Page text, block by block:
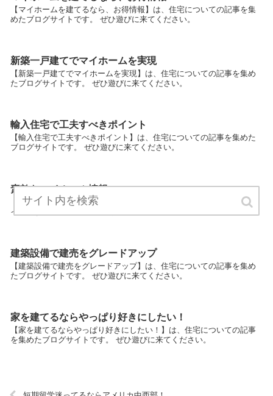
【マイホームを建てるなら、お得情報】は、住宅についての記事を集
めたブログサイトです。 ぜひ遊びに来てください。
新築一戸建てでマイホームを実現
【新築一戸建てでマイホームを実現】は、住宅についての記事を集め
たブログサイトです。 ぜひ遊びに来てください。
輸入住宅で工夫すべきポイント
【輸入住宅で工夫すべきポイント】は、住宅についての記事を集めた
ブログサイトです。 ぜひ遊びに来てください。
素敵なマイホーム情報
【素敵なマイホーム情報】は、住宅についての記事を集めたブログサ
イトです。 ぜひ遊びに来てください。
建築設備で建売をグレードアップ
【建築設備で建売をグレードアップ】は、住宅についての記事を集め
たブログサイトです。 ぜひ遊びに来てください。
家を建てるならやっぱり好きにしたい！
【家を建てるならやっぱり好きにしたい！】は、住宅についての記事
を集めたブログサイトです。 ぜひ遊びに来てください。